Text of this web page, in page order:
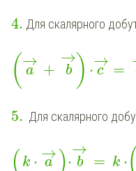
4. Для скалярного
( a
→ + b
→ ) ⋅ c
→ =
5. Для скалярного
( k ⋅ a
→ )⋅ b
→
= k ⋅(